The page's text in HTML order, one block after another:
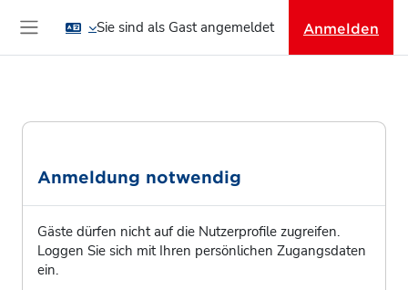
Sie sind als Gast angemeldet Anmelden
Anmeldung notwendig
Gäste dürfen nicht auf die Nutzerprofile zugreifen.
Loggen Sie sich mit Ihren persönlichen Zugangsdaten
ein.